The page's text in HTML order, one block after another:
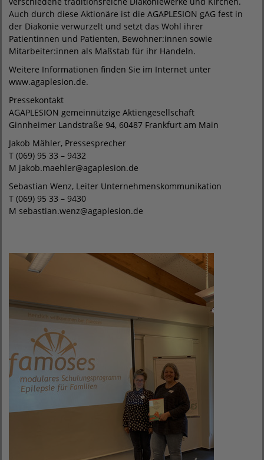
Auch durch diese Aktionäre ist die AGAPLESION gAG fest in
der Diakonie verwurzelt und setzt das Wohl ihrer
Patientinnen und Patienten, Bewohner:innen sowie
Mitarbeiter:innen als Maßstab für ihr Handeln.
Weitere Informationen finden Sie im Internet unter
www.agaplesion.de.
Pressekontakt
AGAPLESION gemeinnützige Aktiengesellschaft
Ginnheimer Landstraße 94, 60487 Frankfurt am Main
Jakob Mähler, Pressesprecher
T (069) 95 33 – 9432
M jakob.maehler@agaplesion.de
Sebastian Wenz, Leiter Unternehmenskommunikation
T (069) 95 33 – 9430
M sebastian.wenz@agaplesion.de